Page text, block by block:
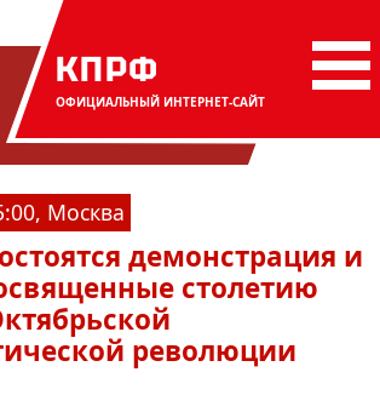
КПРФ
ОФИЦИАЛЬНЫЙ ИНТЕРНЕТ-САЙТ
Москва
демонстрация и
столетию
революции